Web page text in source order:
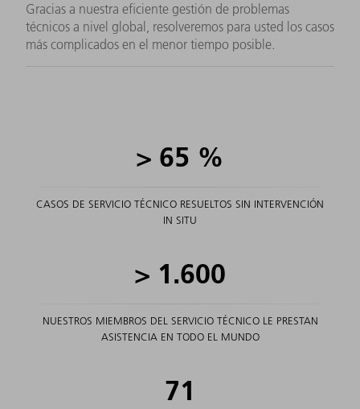
Gracias a nuestra eficiente gestión de problemas
técnicos a nivel global, resolveremos para usted los casos
más complicados en el menor tiempo posible.
> 65 %
CASOS DE SERVICIO TÉCNICO RESUELTOS SIN INTERVENCIÓN
IN SITU
> 1.600
NUESTROS MIEMBROS DEL SERVICIO TÉCNICO LE PRESTAN
ASISTENCIA EN TODO EL MUNDO
71